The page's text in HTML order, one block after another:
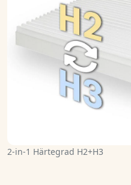
2-in-1 Härtegrad H2+H3